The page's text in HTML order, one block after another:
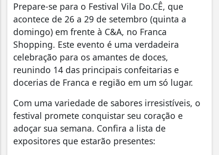
Prepare-se para o Festival Vila Do.CÊ, que
acontece de 26 a 29 de setembro (quinta a
domingo) em frente à C&A, no Franca
Shopping. Este evento é uma verdadeira
celebração para os amantes de doces,
reunindo 14 das principais confeitarias e
docerias de Franca e região em um só lugar.
Com uma variedade de sabores irresistíveis, o
festival promete conquistar seu coração e
adoçar sua semana. Confira a lista de
expositores que estarão presentes: